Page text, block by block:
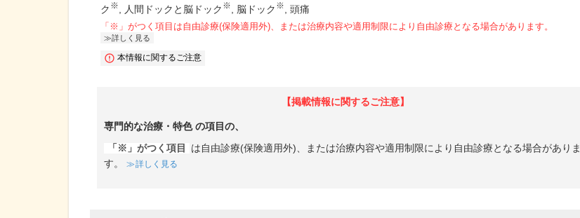
ク ※ 人間ドックと脳ドック ※ 脳ドック ※ 頭痛
「※」がつく項目は自由診療(保険適用外)、または治療内容や適用制限により自由診療となる場合があります。
詳しく見る
本情報に関するご注意
【掲載情報に関するご注意】
専門的な治療・特色の項目の、
「※」がつく項目
は自由診療(保険適用外)、または治療内容や適用制限により自由診療となる場合がありま
す。
詳しく見る